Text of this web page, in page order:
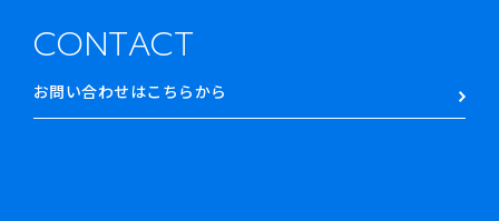
CONTACT
お問い合わせはこちらから